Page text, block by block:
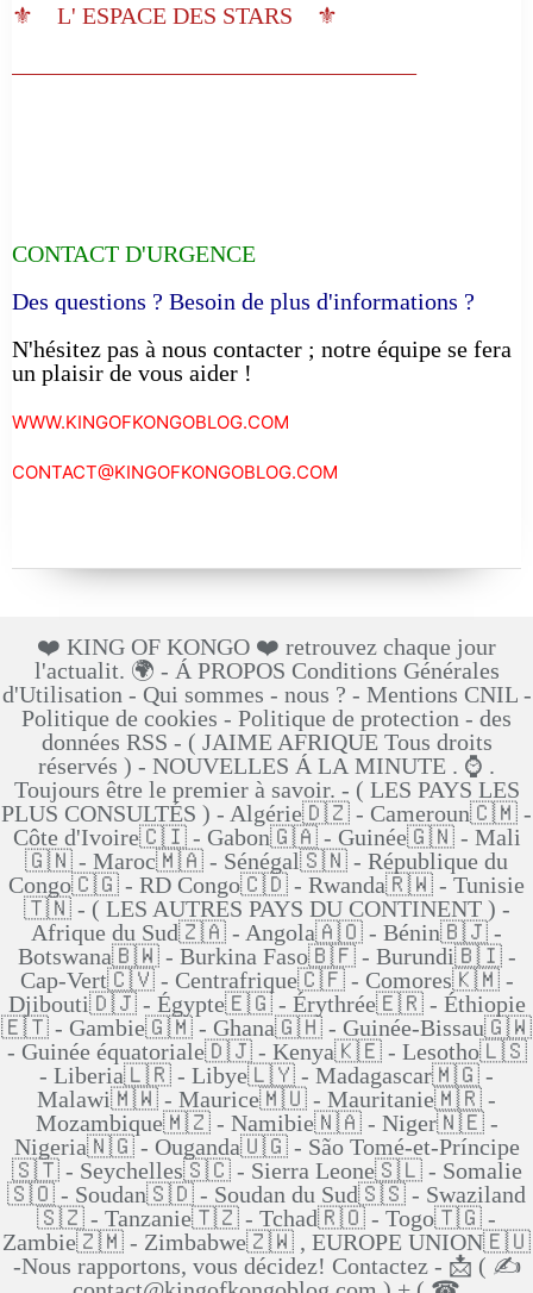
⚜️ L' ESPACE DES STARS ⚜️
CONTACT D'URGENCE
Des questions ? Besoin de plus d'informations ?
N'hésitez pas à nous contacter ; notre équipe se fera
un plaisir de vous aider !
WWW.KINGOFKONGOBLOG.COM
CONTACT@KINGOFKONGOBLOG.COM
❤️ KING OF KONGO ❤️ retrouvez chaque jour
l'actualit. 🌍 - Á PROPOS Conditions Générales
d'Utilisation - Qui sommes - nous ? - Mentions CNIL -
Politique de cookies - Politique de protection - des
données RSS - ( JAIME AFRIQUE Tous droits
réservés ) - NOUVELLES Á LA MINUTE . ⌚ .
Toujours être le premier à savoir. - ( LES PAYS LES
PLUS CONSULTÉS ) - Algérie🇩🇿 - Cameroun🇨🇲 -
Côte d'Ivoire🇨🇮 - Gabon🇬🇦 - Guinée🇬🇳 - Mali
🇬🇳 - Maroc🇲🇦 - Sénégal🇸🇳 - République du
Congo🇨🇬 - RD Congo🇨🇩 - Rwanda🇷🇼 - Tunisie
🇹🇳 - ( LES AUTRES PAYS DU CONTINENT ) -
Afrique du Sud🇿🇦 - Angola🇦🇴 - Bénin🇧🇯 -
Botswana🇧🇼 - Burkina Faso🇧🇫 - Burundi🇧🇮 -
Cap-Vert🇨🇻 - Centrafrique🇨🇫 - Comores🇰🇲 -
Djibouti🇩🇯 - Égypte🇪🇬 - Érythrée🇪🇷 - Éthiopie
🇪🇹 - Gambie🇬🇲 - Ghana🇬🇭 - Guinée-Bissau🇬🇼
- Guinée équatoriale🇩🇯 - Kenya🇰🇪 - Lesotho🇱🇸
- Liberia🇱🇷 - Libye🇱🇾 - Madagascar🇲🇬 -
Malawi🇲🇼 - Maurice🇲🇺 - Mauritanie🇲🇷 -
Mozambique🇲🇿 - Namibie🇳🇦 - Niger🇳🇪 -
Nigeria🇳🇬 - Ouganda🇺🇬 - São Tomé-et-Príncipe
🇸🇹 - Seychelles🇸🇨 - Sierra Leone🇸🇱 - Somalie
🇸🇴 - Soudan🇸🇩 - Soudan du Sud🇸🇸 - Swaziland
🇸🇿 - Tanzanie🇹🇿 - Tchad🇷🇴 - Togo🇹🇬 -
Zambie🇿🇲 - Zimbabwe🇿🇼 , EUROPE UNION🇪🇺
-Nous rapportons, vous décidez! Contactez - 📩 ( ✍